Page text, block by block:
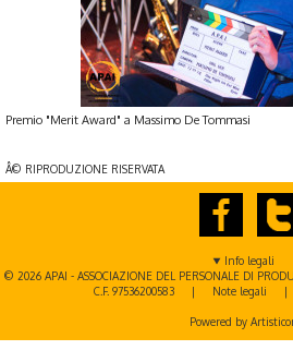
Premio "Merit Award" a Massimo De Tommasi
Â© RIPRODUZIONE RISERVATA
Info legali
© 2026 APAI - ASSOCIAZIONE DEL PERSONALE DI
C.F. 97536200583 | Note legali
Powered by